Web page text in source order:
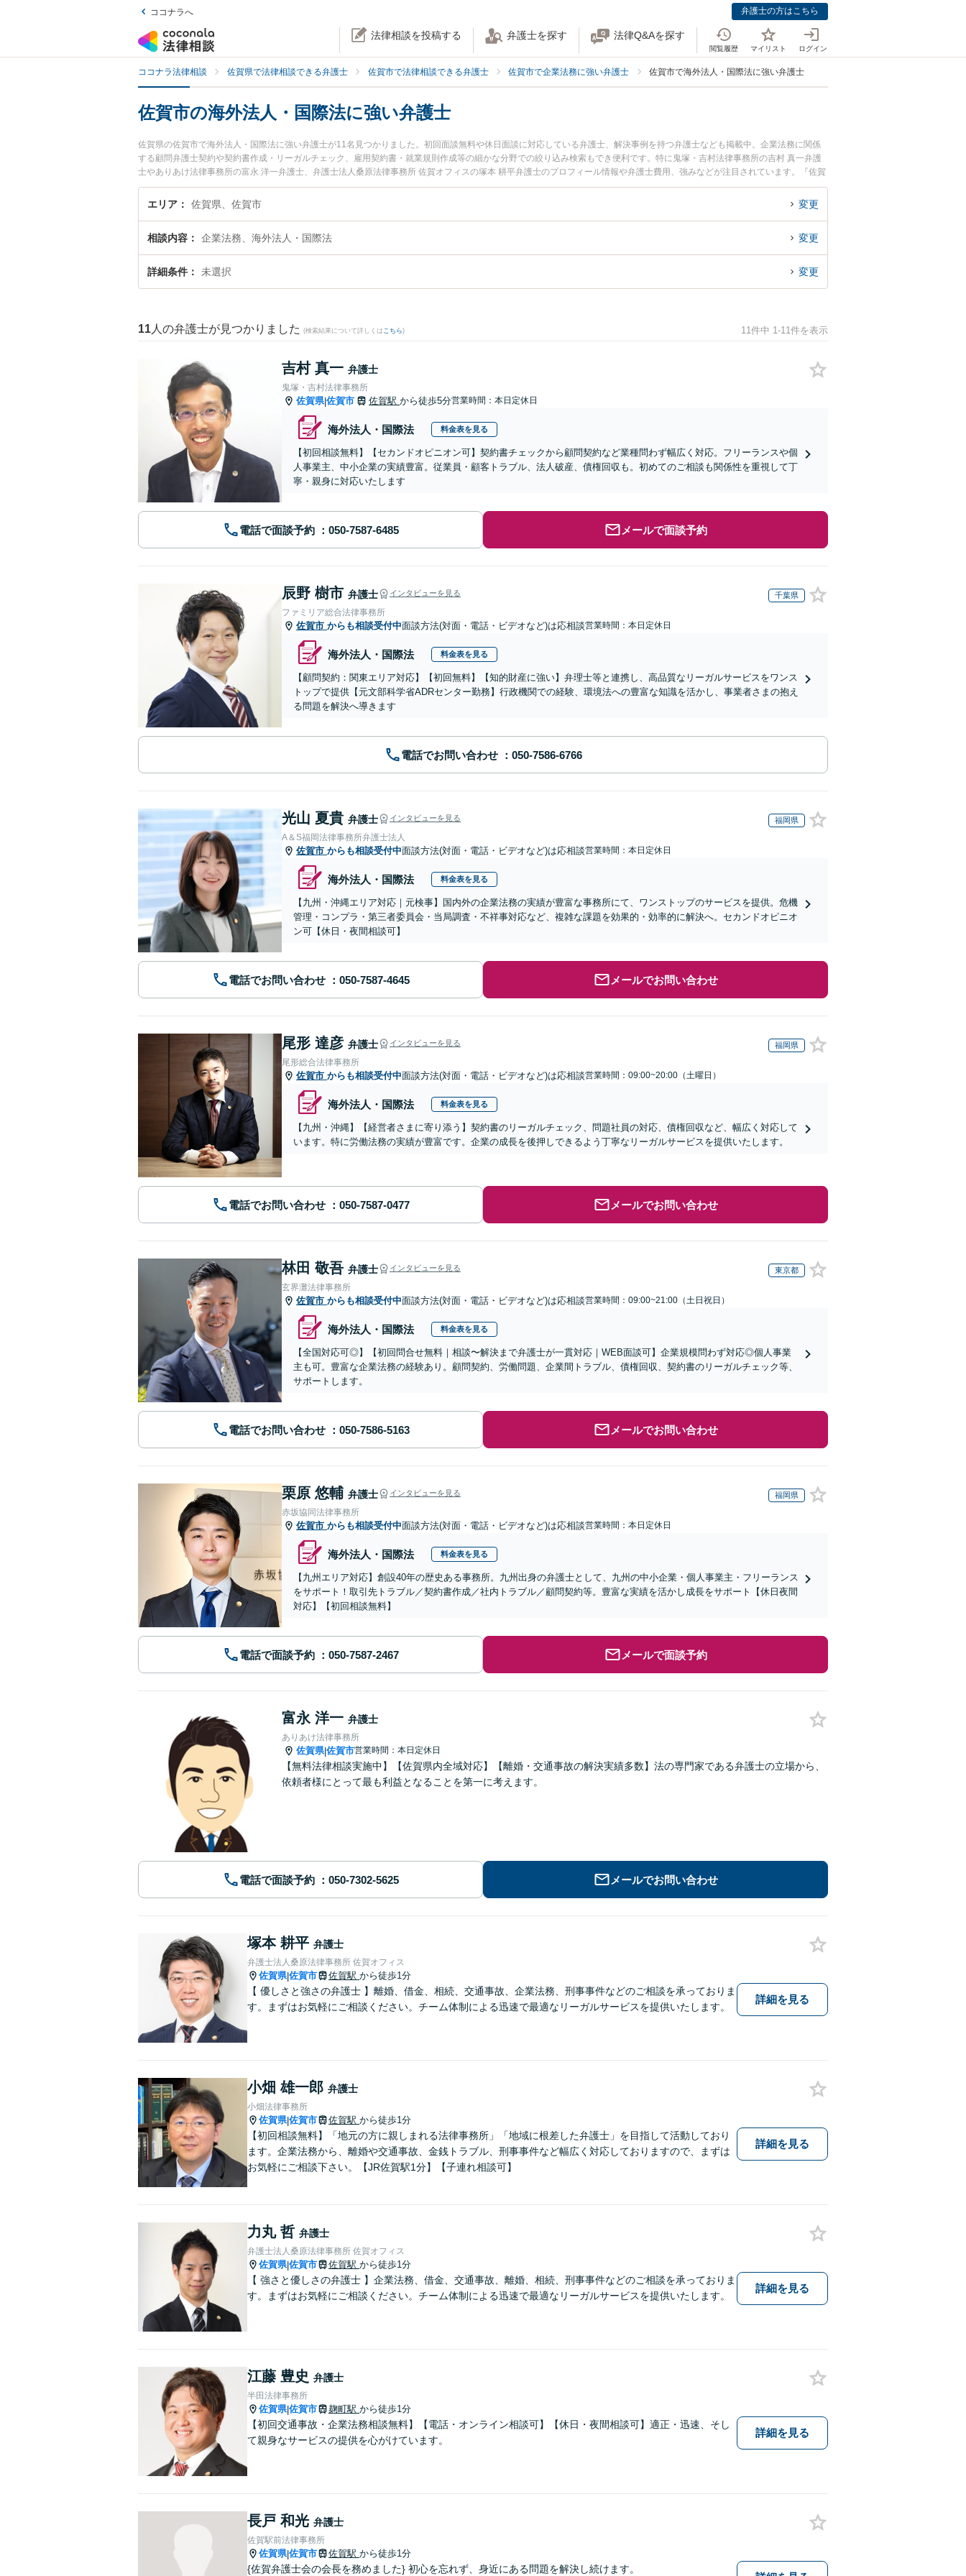
ココナラへ 弁護士の方はこちら
法律相談を投稿する 弁護士を探す 法律Q&Aを探す
閲覧履歴 マイリスト ログイン
ココナラ法律相談 佐賀県で法律相談できる弁護士 佐賀市で法律相談できる弁護士 佐賀市で企業法務に強い弁護士 佐賀市で海外法人・国際法に強い弁護士
佐賀市の海外法人・国際法に強い弁護士
佐賀県の佐賀市で海外法人・国際法に強い弁護士が11名見つかりました。初回面談無料や休日面談に対応している弁護士、解決事例を持つ弁護士なども掲載中。企業法務に関係
する顧問弁護士契約や契約書作成・リーガルチェック、雇用契約書・就業規則作成等の細かな分野での絞り込み検索もでき便利です。特に鬼塚・吉村法律事務所の吉村 真一弁護
士やありあけ法律事務所の富永 洋一弁護士、弁護士法人桑原法律事務所 佐賀オフィスの塚本 耕平弁護士のプロフィール情報や弁護士費用、強みなどが注目されています。『佐賀
市で土日や夜間に発生した海外法人・国際法のトラブルを今すぐに弁護士に相談したい』『海外法人・国際法のトラブル解決の実績豊富な近くの弁護士を検索したい』『初回相談
無料で海外法人・国際法を法律相談できる佐賀市内の弁護士に相談予約したい』などでお困りの相談者さんにおすすめです。
エリア 佐賀県、佐賀市 変更
相談内容 企業法務、海外法人・国際法 変更
詳細条件 未選択 変更
11 人の弁護士が見つかりました (検索結果について詳しくは こちら) 11件中 1-11件を表示
吉村 真一 弁護士
鬼塚・吉村法律事務所
佐賀県|佐賀市 佐賀駅 から徒歩5分営業時間：本日定休日
海外法人・国際法 料金表を見る
【初回相談無料】【セカンドオピニオン可】契約書チェックから顧問契約など業種問わず幅広く対応。フリーランスや個
人事業主、中小企業の実績豊富。従業員・顧客トラブル、法人破産、債権回収も。初めてのご相談も関係性を重視して丁
寧・親身に対応いたします
電話で面談予約 メールで面談予約
辰野 樹市 弁護士 インタビューを見る 千葉県
ファミリア総合法律事務所
佐賀市 からも相談受付中面談方法(対面・電話・ビデオなど)は応相談営業時間：本日定休日
海外法人・国際法 料金表を見る
【顧問契約：関東エリア対応】【初回無料】【知的財産に強い】弁理士等と連携し、高品質なリーガルサービスをワンス
トップで提供【元文部科学省ADRセンター勤務】行政機関での経験、環境法への豊富な知識を活かし、事業者さまの抱え
る問題を解決へ導きます
電話でお問い合わせ
光山 夏貴 弁護士 インタビューを見る 福岡県
A＆S福岡法律事務所弁護士法人
佐賀市 からも相談受付中面談方法(対面・電話・ビデオなど)は応相談営業時間：本日定休日
海外法人・国際法 料金表を見る
【九州・沖縄エリア対応｜元検事】国内外の企業法務の実績が豊富な事務所にて、ワンストップのサービスを提供。危機
管理・コンプラ・第三者委員会・当局調査・不祥事対応など、複雑な課題を効果的・効率的に解決へ。セカンドオピニオ
ン可【休日・夜間相談可】
電話でお問い合わせ メールでお問い合わせ
尾形 達彦 弁護士 インタビューを見る 福岡県
尾形総合法律事務所
佐賀市 からも相談受付中面談方法(対面・電話・ビデオなど)は応相談営業時間：09:00~20:00（土曜日）
海外法人・国際法 料金表を見る
【九州・沖縄】【経営者さまに寄り添う】契約書のリーガルチェック、問題社員の対応、債権回収など、幅広く対応して
います。特に労働法務の実績が豊富です。企業の成長を後押しできるよう丁寧なリーガルサービスを提供いたします。
電話でお問い合わせ メールでお問い合わせ
林田 敬吾 弁護士 インタビューを見る 東京都
玄界灘法律事務所
佐賀市 からも相談受付中面談方法(対面・電話・ビデオなど)は応相談営業時間：09:00~21:00（土日祝日）
海外法人・国際法 料金表を見る
【全国対応可◎】【初回問合せ無料｜相談〜解決まで弁護士が一貫対応｜WEB面談可】企業規模問わず対応◎個人事業
主も可。豊富な企業法務の経験あり。顧問契約、労働問題、企業間トラブル、債権回収、契約書のリーガルチェック等、
サポートします。
電話でお問い合わせ メールでお問い合わせ
栗原 悠輔 弁護士 インタビューを見る 福岡県
赤坂協同法律事務所
佐賀市 からも相談受付中面談方法(対面・電話・ビデオなど)は応相談営業時間：本日定休日
海外法人・国際法 料金表を見る
【九州エリア対応】創設40年の歴史ある事務所。九州出身の弁護士として、九州の中小企業・個人事業主・フリーランス
をサポート！取引先トラブル／契約書作成／社内トラブル／顧問契約等。豊富な実績を活かし成長をサポート【休日夜間
対応】【初回相談無料】
電話で面談予約 メールで面談予約
富永 洋一 弁護士
ありあけ法律事務所
佐賀県|佐賀市営業時間：本日定休日
【無料法律相談実施中】【佐賀県内全域対応】【離婚・交通事故の解決実績多数】法の専門家である弁護士の立場から、
依頼者様にとって最も利益となることを第一に考えます。
電話で面談予約 メールでお問い合わせ
塚本 耕平 弁護士
弁護士法人桑原法律事務所 佐賀オフィス
佐賀県|佐賀市 佐賀駅 から徒歩1分
【 優しさと強さの弁護士 】離婚、借金、相続、交通事故、企業法務、刑事事件などのご相談を承っておりま
す。まずはお気軽にご相談ください。チーム体制による迅速で最適なリーガルサービスを提供いたします。
詳細を見る
小畑 雄一郎 弁護士
小畑法律事務所
佐賀県|佐賀市 佐賀駅 から徒歩1分
【初回相談無料】「地元の方に親しまれる法律事務所」「地域に根差した弁護士」を目指して活動しており
ます。企業法務から、離婚や交通事故、金銭トラブル、刑事事件など幅広く対応しておりますので、まずは
お気軽にご相談下さい。【JR佐賀駅1分】【子連れ相談可】
詳細を見る
力丸 哲 弁護士
弁護士法人桑原法律事務所 佐賀オフィス
佐賀県|佐賀市 佐賀駅 から徒歩1分
【 強さと優しさの弁護士 】企業法務、借金、交通事故、離婚、相続、刑事事件などのご相談を承っておりま
す。まずはお気軽にご相談ください。チーム体制による迅速で最適なリーガルサービスを提供いたします。
詳細を見る
江藤 豊史 弁護士
半田法律事務所
佐賀県|佐賀市 麹町駅 から徒歩1分
【初回交通事故・企業法務相談無料】【電話・オンライン相談可】【休日・夜間相談可】適正・迅速、そし
て親身なサービスの提供を心がけています。
詳細を見る
長戸 和光 弁護士
佐賀駅前法律事務所
佐賀県|佐賀市 佐賀駅 から徒歩1分
{佐賀弁護士会の会長を務めました} 初心を忘れず、身近にある問題を解決し続けます。